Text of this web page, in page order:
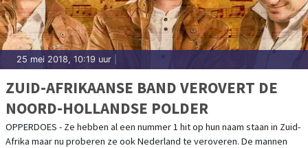
25 mei 2018, 10:19 uur
ZUID-AFRIKAANSE BAND VEROVERT DE
NOORD-HOLLANDSE POLDER
OPPERDOES - Ze hebben al een nummer 1 hit op hun naam staan in Zuid-
Afrika maar nu proberen ze ook Nederland te veroveren. De mannen